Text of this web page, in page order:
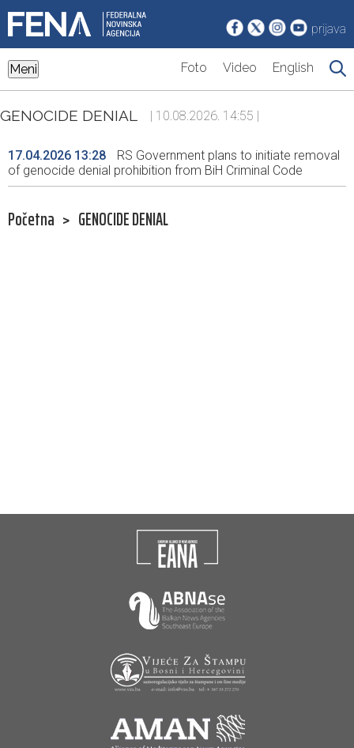
prijava
Meni Foto Video English
GENOCIDE DENIAL | 10.08.2026. 14:55 |
17.04.2026 13:28
RS Government plans to initiate removal
of genocide denial prohibition from BiH Criminal Code
Početna > GENOCIDE DENIAL